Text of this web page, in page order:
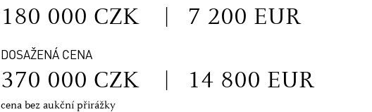
180 000 CZK | 7 200 EUR
DOSAŽENÁ CENA
370 000 CZK | 14 800 EUR
cena bez aukční přirážky